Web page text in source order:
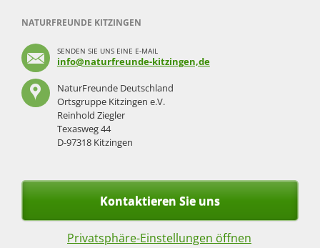
NATURFREUNDE KITZINGEN
SENDEN SIE UNS EINE E-MAIL
info@naturfreunde-kitzingen,de
NaturFreunde Deutschland
Ortsgruppe Kitzingen e.V.
Reinhold Ziegler
Texasweg 44
D-97318 Kitzingen
Kontaktieren Sie uns
Privatsphäre-Einstellungen öffnen